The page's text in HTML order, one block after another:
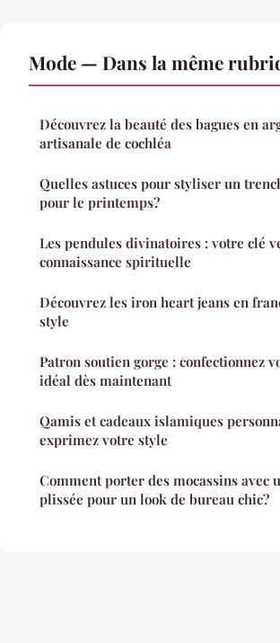
Mode — Dans la même
Découvrez la beauté des bagues en
artisanale de cochléa
Quelles astuces pour styliser un
pour le printemps?
Les pendules divinatoires : votre clé
connaissance spirituelle
Découvrez les iron heart jeans en
style
Patron soutien gorge : confectionnez
idéal dès maintenant
Qamis et cadeaux islamiques
exprimez votre style
Comment porter des mocassins avec
plissée pour un look de bureau chic?